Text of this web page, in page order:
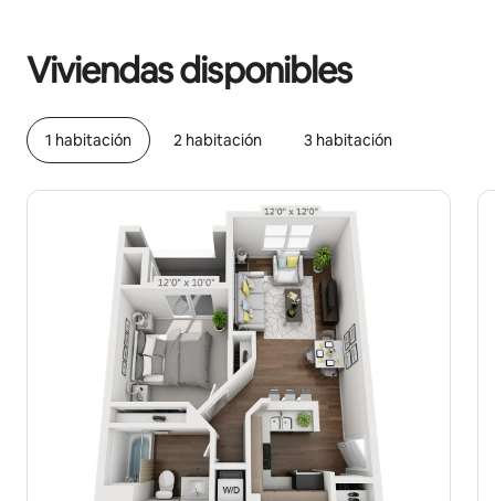
Viviendas disponibles
1 habitación 2 habitación 3 habitación